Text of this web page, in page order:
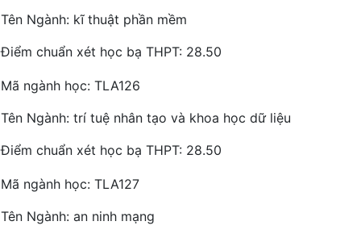
Tên Ngành: kĩ thuật phần mềm
Điểm chuẩn xét học bạ THPT: 28.50
Mã ngành học: TLA126
Tên Ngành: trí tuệ nhân tạo và khoa học dữ liệu
Điểm chuẩn xét học bạ THPT: 28.50
Mã ngành học: TLA127
Tên Ngành: an ninh mạng